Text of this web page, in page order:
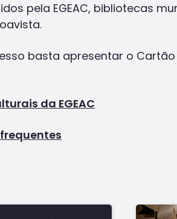
pela EGEAC, bibliotecas
basta apresentar o
da EGEAC